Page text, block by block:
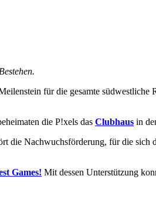
für die gesamte
die P!xels das Clubhaus in
die Nachwuchsförderung, für die
Games! Mit dessen Unterstützung